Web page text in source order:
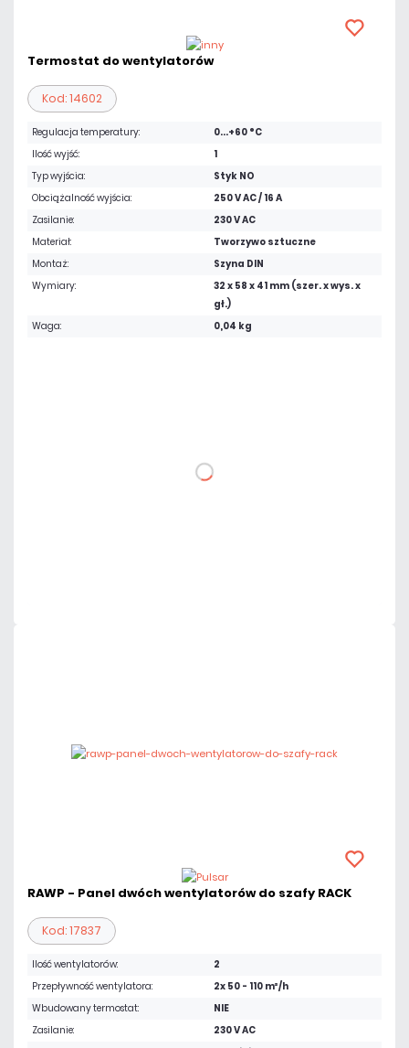
Termostat do wentylatorów
Kod: 14602
Regulacja temperatury:
0...+60 °C
Ilość wyjść:
1
Typ wyjścia:
Styk NO
Obciążalność wyjścia:
250 V AC / 16 A
Zasilanie:
230 V AC
Materiał:
Tworzywo sztuczne
Montaż:
Szyna DIN
Wymiary:
32 x 58 x 41 mm (szer. x wys. x
gł.)
Waga:
0,04 kg
DO KOSZYKA
RAWP - Panel dwóch wentylatorów do szafy RACK
Kod: 17837
Ilość wentylatorów:
2
Przepływność wentylatora:
2x 50 - 110 m³/h
Wbudowany termostat:
NIE
Zasilanie:
230 V AC